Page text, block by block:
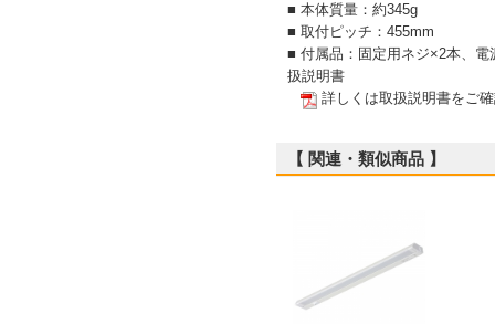
■ 本体質量：約345g
■ 取付ピッチ：455mm
■ 付属品：固定用ネジ×2本、
扱説明書
詳しくは取扱説明書をご
【 関連・類似商品 】